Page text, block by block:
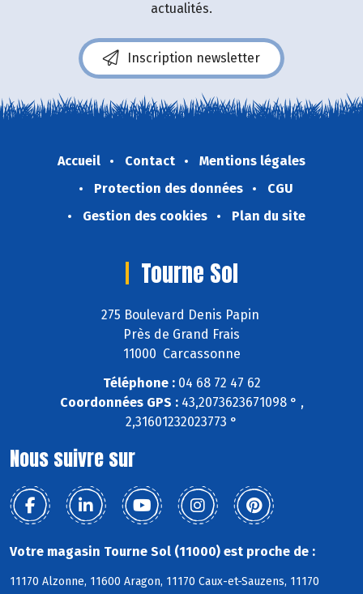
actualités.
Inscription newsletter
Accueil Contact
Mentions légales
Protection des données
CGU
Gestion des cookies
Plan du site
Tourne Sol
275 Boulevard Denis Papin
Près de Grand Frais
11000 Carcassonne
Téléphone :04 68 72 47 62
Coordonnées GPS :43,2073623671098 ° ,
2,31601232023773 °
Nous suivre sur
Votre magasin Tourne Sol (11000) est proche de :
11170 Alzonne, 11600 Aragon, 11170 Caux-et-Sauzens, 11170